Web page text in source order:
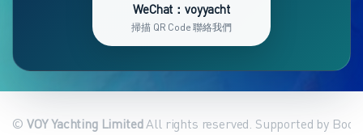
WeChat：voyyacht
掃描 QR Code 聯絡我們
© VOY Yachting LimitedAll rights reserved. Supported by